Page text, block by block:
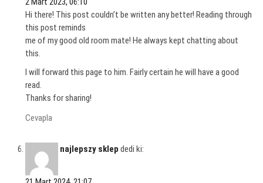
Hi there! This post couldn’t be written any better! Reading through
this post reminds
me of my good old room mate! He always kept chatting about
this.
I will forward this page to him. Fairly certain he will have a good
read.
Thanks for sharing!
Cevapla
najlepszy sklep dedi ki: